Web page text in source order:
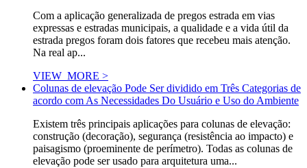
Com a aplicação generalizada de pregos estrada em vias
expressas e estradas municipais, a qualidade e a vida útil da
estrada pregos foram dois fatores que recebeu mais atenção.
Na real ap...
VIEW_MORE >
Colunas de elevação Pode Ser dividido em Três Categorias de
acordo com As Necessidades Do Usuário e Uso do Ambiente
Existem três principais aplicações para colunas de elevação:
construção (decoração), segurança (resistência ao impacto) e
paisagismo (proeminente de perímetro). Todas as colunas de
elevação pode ser usado para arquitetura uma...